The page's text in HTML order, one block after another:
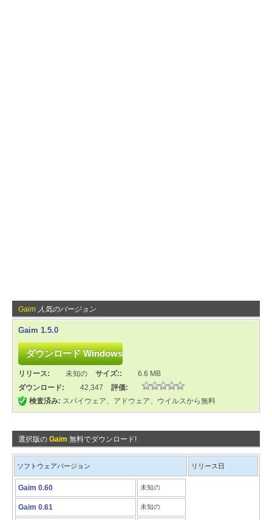
Gaim 人気のバージョン
Gaim 1.5.0
リリース: 未知の サイズ::
6.6 MB
ダウンロード:
42,347
評価:
検査済み: スパイウェア、アドウェア、ウイルスから無料
選択版の Gaim 無料でダウンロード!
ソフトウェアバージョン リリース日
Gaim 0.60 未知の
Gaim 0.61 未知の